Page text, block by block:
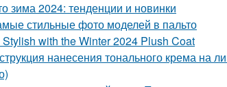
зима 2024: тенденции и новинки
стильные фото моделей в пальто
with the Winter 2024 Plush Coat
нанесения тонального крема на